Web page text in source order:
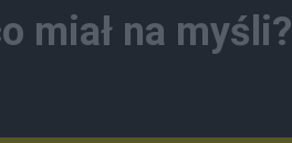
miał na myśli?